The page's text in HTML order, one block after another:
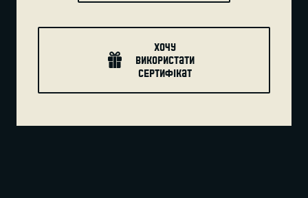
хочу
використати
сертифікат